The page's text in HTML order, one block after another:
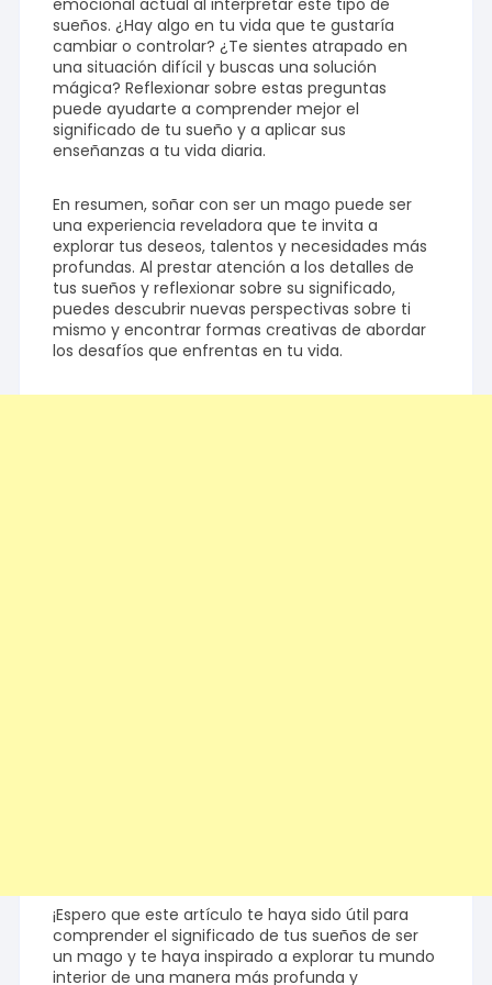
emocional actual al interpretar este tipo de
sueños. ¿Hay algo en tu vida que te gustaría
cambiar o controlar? ¿Te sientes atrapado en
una situación difícil y buscas una solución
mágica? Reflexionar sobre estas preguntas
puede ayudarte a comprender mejor el
significado de tu sueño y a aplicar sus
enseñanzas a tu vida diaria.
En resumen, soñar con ser un mago puede ser
una experiencia reveladora que te invita a
explorar tus deseos, talentos y necesidades más
profundas. Al prestar atención a los detalles de
tus sueños y reflexionar sobre su significado,
puedes descubrir nuevas perspectivas sobre ti
mismo y encontrar formas creativas de abordar
los desafíos que enfrentas en tu vida.
¡Espero que este artículo te haya sido útil para
comprender el significado de tus sueños de ser
un mago y te haya inspirado a explorar tu mundo
interior de una manera más profunda y